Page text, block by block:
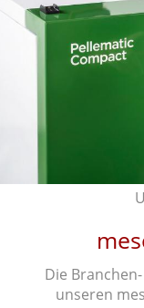
Die
unseren